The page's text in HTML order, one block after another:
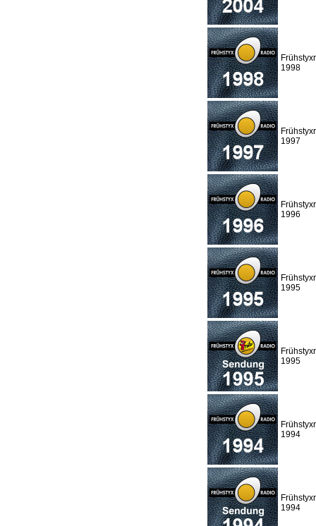
1998
1997
1996
1995
1995
1994
1994